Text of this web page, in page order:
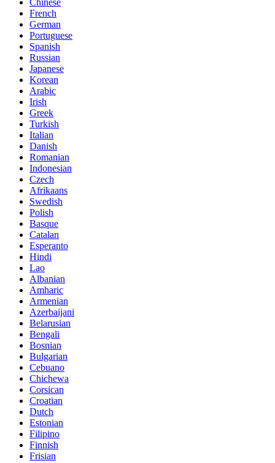
Chinese
French
German
Portuguese
Spanish
Russian
Japanese
Korean
Arabic
Irish
Greek
Turkish
Italian
Danish
Romanian
Indonesian
Czech
Afrikaans
Swedish
Polish
Basque
Catalan
Esperanto
Hindi
Lao
Albanian
Amharic
Armenian
Azerbaijani
Belarusian
Bengali
Bosnian
Bulgarian
Cebuano
Chichewa
Corsican
Croatian
Dutch
Estonian
Filipino
Finnish
Frisian